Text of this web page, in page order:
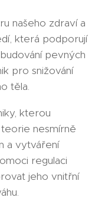
našeho zdraví a
která podporují
pevných
pro snižování
těla.
kterou
nesmírně
a vytváření
regulaci
jeho vnitřní